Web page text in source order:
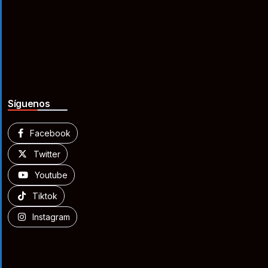
Síguenos
Facebook
Twitter
Youtube
Tiktok
Instagram